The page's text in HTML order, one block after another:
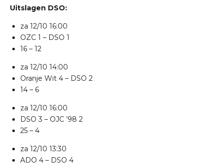
Uitslagen DSO:
za 12/10 16:00
OZC 1 – DSO 1
16 – 12
za 12/10 14:00
Oranje Wit 4 – DSO 2
14 – 6
za 12/10 16:00
DSO 3 – OJC ’98 2
25 – 4
za 12/10 13:30
ADO 4 – DSO 4